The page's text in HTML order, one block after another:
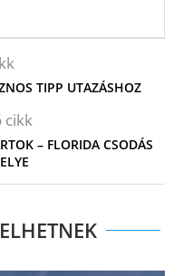
TIPP UTAZÁSHOZ
cikk
– FLORIDA CSODÁS